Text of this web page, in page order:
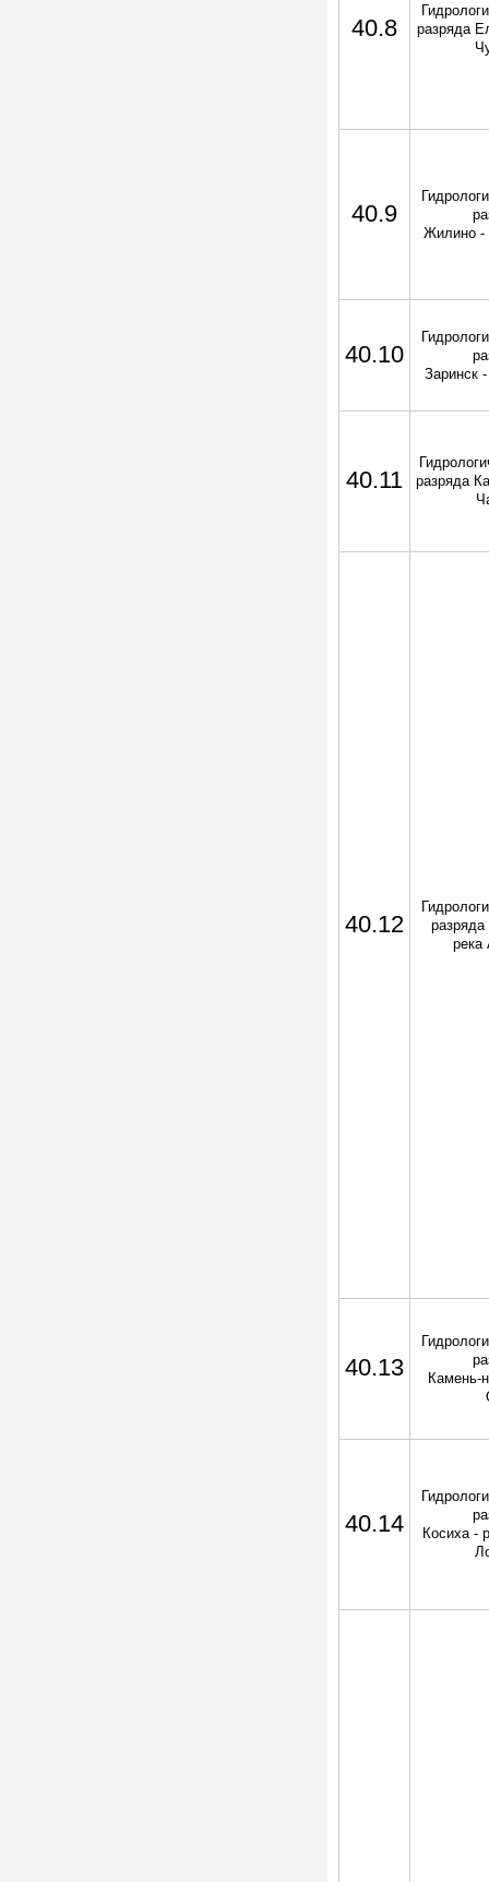
40.8
разряда
40.9
Жилино -
40.10
Заринск
40.11
разряда
40.12
река
40.13
Камень-
40.14
Косиха -